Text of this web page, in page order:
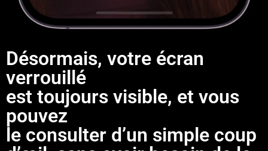
Désormais, votre écran
verrouillé
est toujours visible, et vous
pouvez
le consulter d’un simple coup